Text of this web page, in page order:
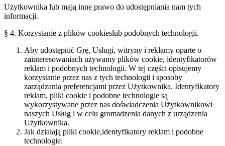
Użytkownika lub mają inne prawo do udostępniania nam tych
informacji.
§ 4. Korzystanie z plików ​cookies​lub podobnych technologii.
Aby udostępnić Grę, Usługi, witryny i reklamy oparte o
zainteresowaniach używamy plików ​cookie​, identyfikatorów
reklam i podobnych technologii. W tej części opisujemy
korzystanie przez nas z tych technologii i sposoby
zarządzania preferencjami przez Użytkownika. Identyfikatory
reklam, pliki ​cookie i podobne technologie są
wykorzystywane przez nas doświadczenia Użytkownikowi
naszych Usług i w celu gromadzenia danych z urządzenia
Użytkownika.
Jak działają pliki ​cookie,​identyfikatory reklam i podobne
technologie: